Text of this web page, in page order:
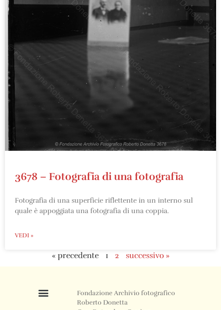
3678 – Fotografia di una fotografia
Fotografia di una superficie riflettente in un interno sul
quale è appoggiata una fotografia di una coppia.
VEDI »
« precedente 1 2 successivo »
Fondazione Archivio fotografico
Roberto Donetta